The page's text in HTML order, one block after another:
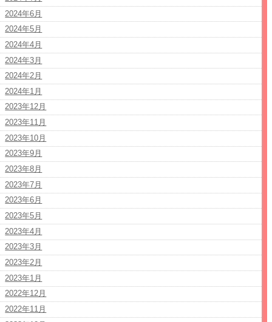
2024年6月
2024年5月
2024年4月
2024年3月
2024年2月
2024年1月
2023年12月
2023年11月
2023年10月
2023年9月
2023年8月
2023年7月
2023年6月
2023年5月
2023年4月
2023年3月
2023年2月
2023年1月
2022年12月
2022年11月